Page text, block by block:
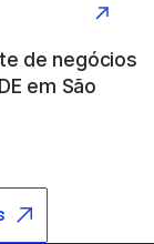
de negócios
em São